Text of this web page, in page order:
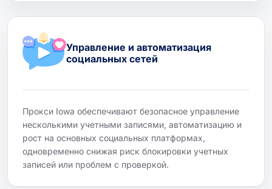
Управление и автоматизация
социальных сетей
Прокси Iowa обеспечивают безопасное управление
несколькими учетными записями, автоматизацию и
рост на основных социальных платформах,
одновременно снижая риск блокировки учетных
записей или проблем с проверкой.